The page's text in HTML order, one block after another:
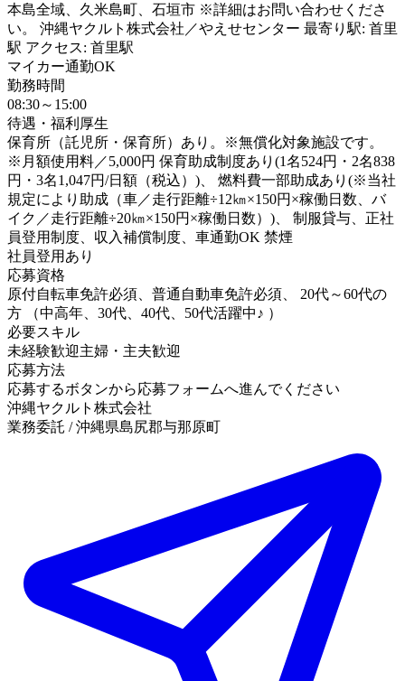
本島全域、久米島町、石垣市 ※詳細はお問い合わせくださ
い。 沖縄ヤクルト株式会社／やえせセンター 最寄り駅: 首里
駅 アクセス: 首里駅
マイカー通勤OK
勤務時間
08:30～15:00
待遇・福利厚生
保育所（託児所・保育所）あり。※無償化対象施設です。
※月額使用料／5,000円 保育助成制度あり(1名524円・2名838
円・3名1,047円/日額（税込）)、 燃料費一部助成あり(※当社
規定により助成（車／走行距離÷12㎞×150円×稼働日数、バ
イク／走行距離÷20㎞×150円×稼働日数）)、 制服貸与、正社
員登用制度、収入補償制度、車通勤OK 禁煙
社員登用あり
応募資格
原付自転車免許必須、普通自動車免許必須、 20代～60代の
方 （中高年、30代、40代、50代活躍中♪ ）
必要スキル
未経験歓迎主婦・主夫歓迎
応募方法
応募するボタンから応募フォームへ進んでください
沖縄ヤクルト株式会社
業務委託 / 沖縄県島尻郡与那原町